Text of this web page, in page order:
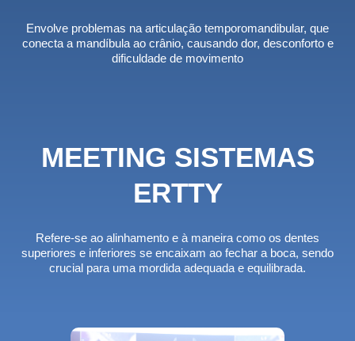
Envolve problemas na articulação temporomandibular, que
conecta a mandíbula ao crânio, causando dor, desconforto e
dificuldade de movimento
MEETING SISTEMAS
ERTTY
Refere-se ao alinhamento e à maneira como os dentes
superiores e inferiores se encaixam ao fechar a boca, sendo
crucial para uma mordida adequada e equilibrada.